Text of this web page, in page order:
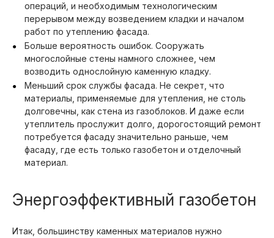
операций, и необходимым технологическим
перерывом между возведением кладки и началом
работ по утеплению фасада.
Больше вероятность ошибок. Сооружать
многослойные стены намного сложнее, чем
возводить однослойную каменную кладку.
Меньший срок службы фасада. Не секрет, что
материалы, применяемые для утепления, не столь
долговечны, как стена из газоблоков. И даже если
утеплитель прослужит долго, дорогостоящий ремонт
потребуется фасаду значительно раньше, чем
фасаду, где есть только газобетон и отделочный
материал.
Энергоэффективный газобетон
Итак, большинству каменных материалов нужно